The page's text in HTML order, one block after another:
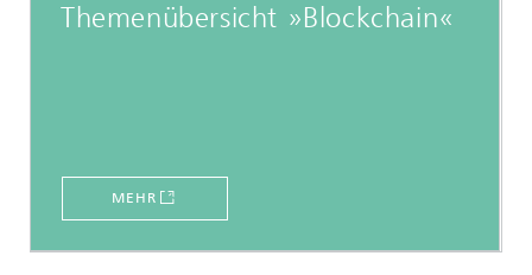
Themenübersicht »Blockchain«
MEHR